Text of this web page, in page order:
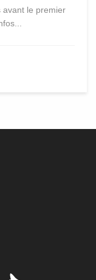
avant le premier